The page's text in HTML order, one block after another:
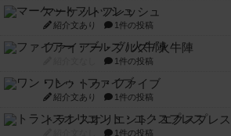
マーケットフレッシュ
紹介文あり 1件の投稿
ファイアー・ブルズ / 火牛陣
1件の投稿
ワン・トゥ・ファイブ
紹介文あり 1件の投稿
トランスオリエント・エクスプレス
1件の投稿